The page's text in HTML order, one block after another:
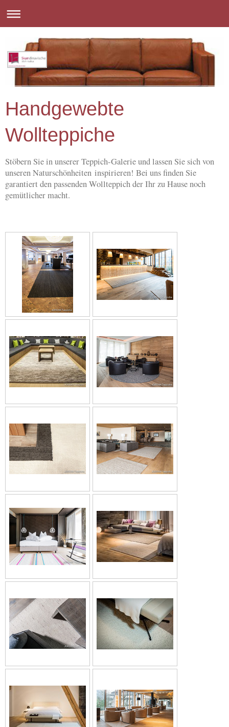
Handgewebte
Wollteppiche
Stöbern Sie in unserer Teppich-Galerie und lassen Sie sich von
unseren Naturschönheiten inspirieren! Bei uns finden Sie
garantiert den passenden Wollteppich der Ihr zu Hause noch
gemütlicher macht.